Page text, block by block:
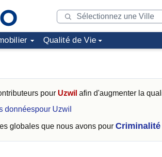
Qualité de Vie
pour Uzwil afin d'augmenter la
donnéespour Uzwil
globales que nous avons pour